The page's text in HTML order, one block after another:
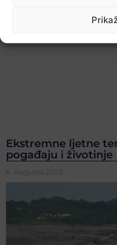
Ekstremne ljetne
pogađaju i životinje
6. Augusta 2026.